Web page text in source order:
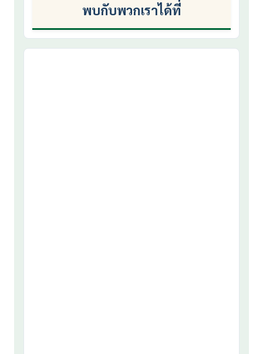
พบกับพวกเราได้ที่